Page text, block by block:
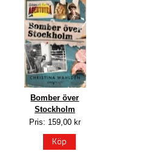
Bomber över
Stockholm
Pris: 159,00 kr
Köp